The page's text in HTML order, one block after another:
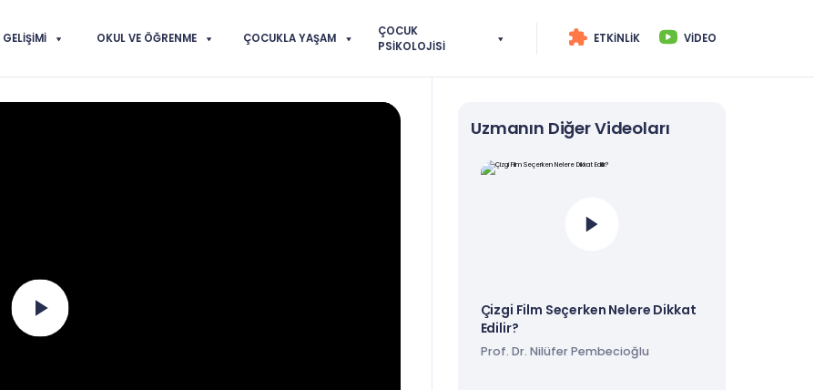
OKUL VE ÖĞRENME ÇOCUKLA YAŞAM
ÇOCUK
PSIKOLOJISI
ETKINLIK VIDEO
Play
Uzmanın Diğer Videoları
Çizgi Film Seçerken Nelere Dikkat
Edilir?
Prof. Dr. Nilüfer Pembecioğlu